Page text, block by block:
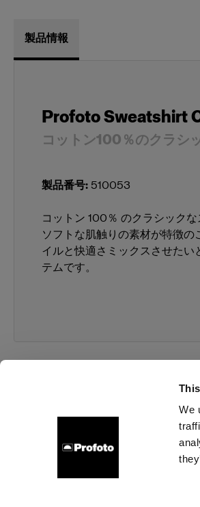
We
製品情報
Profoto Sweatshirt
コットン100％のクラシ
製品番号: 510053
コットン 100％ のクラシック
ソフトな肌触りの素材が特徴
イルと快適さミックスさせたい
テムです。
会社概要 お問い合わせ サポー